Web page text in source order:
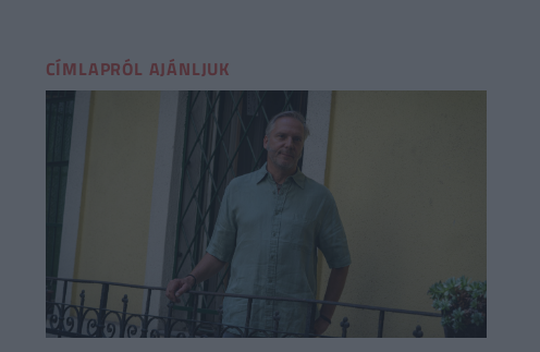
CÍMLAPRÓL AJÁNLJUK